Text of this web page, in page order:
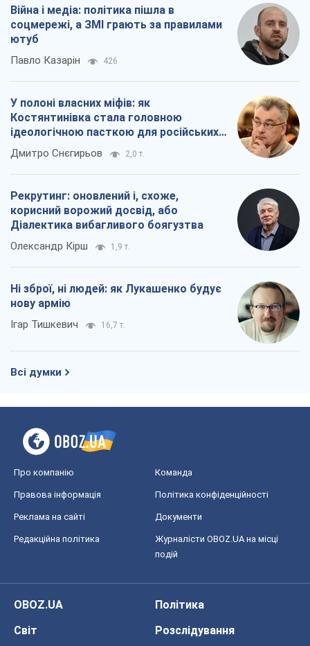
Війна і медіа: політика пішла в
соцмережі, а ЗМІ грають за правилами
ютуб
Павло Казарін 426
У полоні власних міфів: як
Костянтинівка стала головною
ідеологічною пасткою для російських
окупантів
Дмитро Снєгирьов 2,0 т.
Рекрутинг: оновлений і, схоже,
корисний ворожий досвід, або
Діалектика вибагливого боягузтва
Олександр Кірш 1,9 т.
Ні зброї, ні людей: як Лукашенко будує
нову армію
Ігар Тишкевич 16,7 т.
Всі думки
Про компанію Команда
Правова інформація Політика конфіденційності
Реклама на сайті Документи
Редакційна політика
Журналісти OBOZ.UA на місці
подій
OBOZ.UA
Політика
Світ
Розслідування